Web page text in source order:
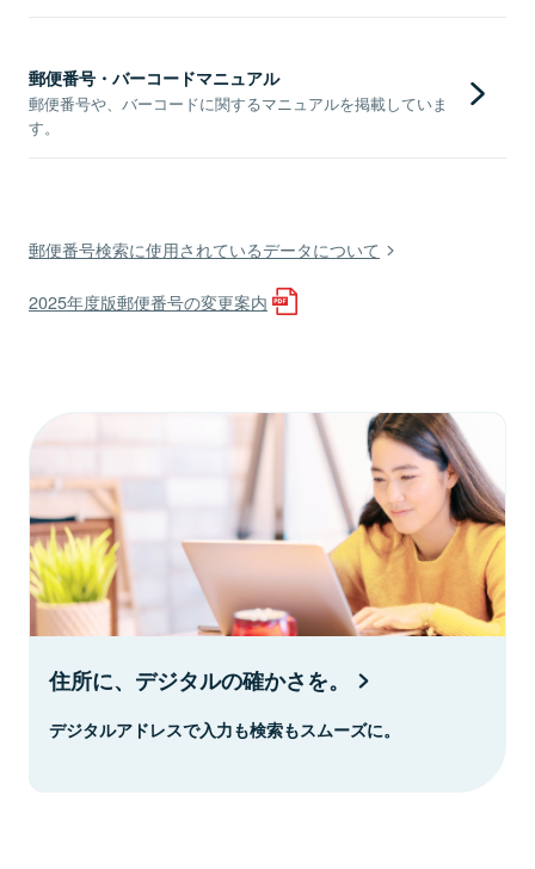
郵便番号・バーコードマニュアル
郵便番号や、バーコードに関するマニュアルを掲載していま
す。
郵便番号検索に使用されているデータについて
2025年度版郵便番号の変更案内
住所に、デジタルの確かさを。
デジタルアドレスで入力も検索もスムーズに。